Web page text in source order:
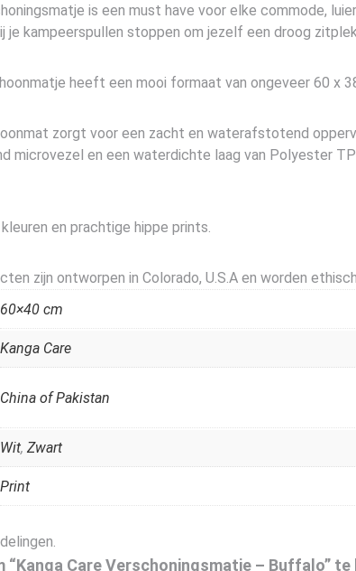
is een must have voor elke commode,
je kampeerspullen stoppen om jezelf een droog
heeft een mooi formaat van ongeveer 60 x
zorgt voor een zacht en waterafstotend
microvezel en een waterdichte laag van Polyester
en prachtige hippe prints.
zijn ontworpen in Colorado, U.S.A en worden
60×40 cm
Kanga Care
China of Pakistan
Wit, Zwart
Print
“Kanga Care Verschoningsmatje – Buffalo”